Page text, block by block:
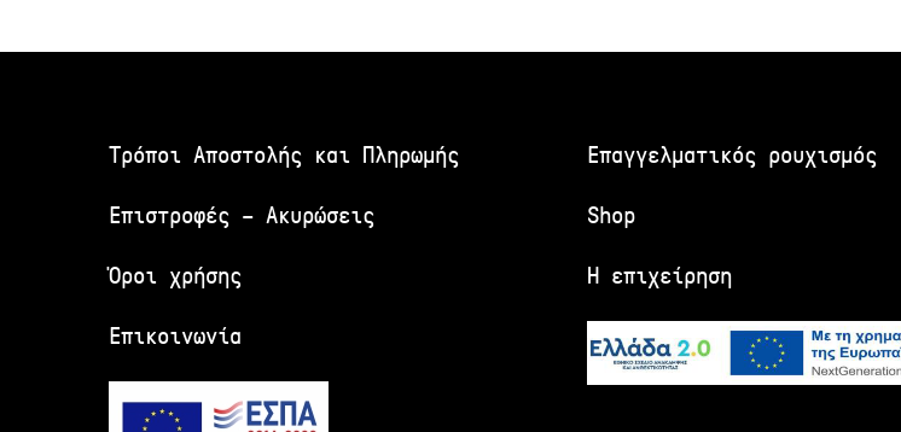
Τρόποι Αποστολής και Πληρωμής
Επιστροφές – Ακυρώσεις
Όροι χρήσης
Επικοινωνία
Επαγγελματικός ρουχισμός
Shop
Η επιχείρηση